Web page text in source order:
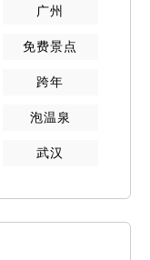
广州
免费景点
跨年
泡温泉
武汉